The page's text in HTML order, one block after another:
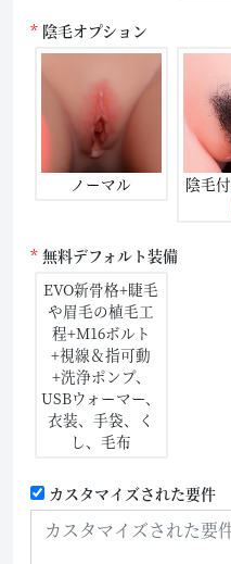
陰毛オプション
ノーマル 陰毛
無料デフォルト装備
EVO新骨格+睫毛
や眉毛の植毛工
程+M16ボルト
+視線＆指可動
+洗浄ポンプ、
USBウォーマー、
衣装、手袋、く
し、毛布
カスタマイズされた要件